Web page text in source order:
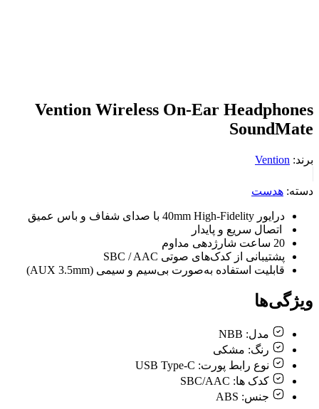
Vention Wireless On-Ear Headphones
SoundMate
برند: Vention
دسته: هدست
درایور 40mm High-Fidelity با صدای شفاف و باس عمیق
اتصال سریع و پایدار
20 ساعت شارژدهی مداوم
پشتیبانی از کدک‌های صوتی SBC / AAC
قابلیت استفاده به‌صورت بی‌سیم و سیمی (AUX 3.5mm)
ویژگی‌ها
مدل: NBB
رنگ: مشکی
نوع رابط پورت: USB Type-C
کدک ها: SBC/AAC
جنس: ABS